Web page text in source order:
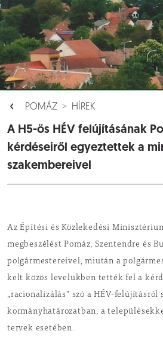
POMÁZ HÍREK
A H5-ös HÉV felújításának
kérdéseiről egyeztettek a
szakembereivel
Az Építési és Közlekedési
megbeszélést Pomáz, Szentendre és
polgármestereivel, miután a
kelt közös levelükben tették fel a
„racionalizálás” szó a HÉV-felújításról
kormányhatározatban, a
tervek esetében.
Dokumentumok [ ]
Aloldalak []